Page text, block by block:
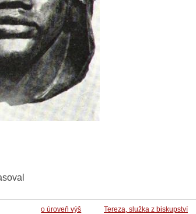
o úroveň výš Tereza, služka z biskupství